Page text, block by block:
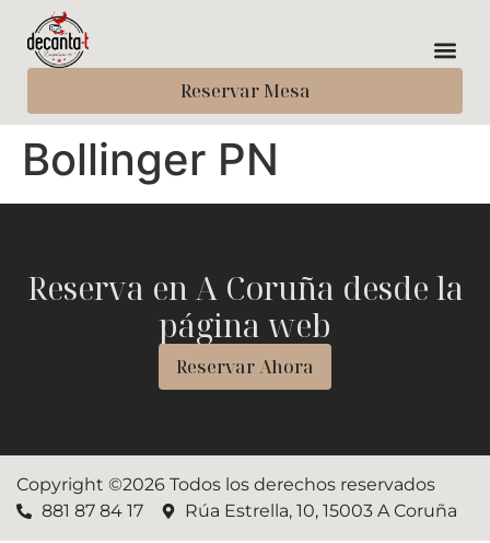
Reservar Mesa
Bollinger PN
Reserva en A Coruña desde la
página web
Reservar Ahora
Copyright ©2026 Todos los derechos reservados
881 87 84 17
Rúa Estrella, 10, 15003 A Coruña